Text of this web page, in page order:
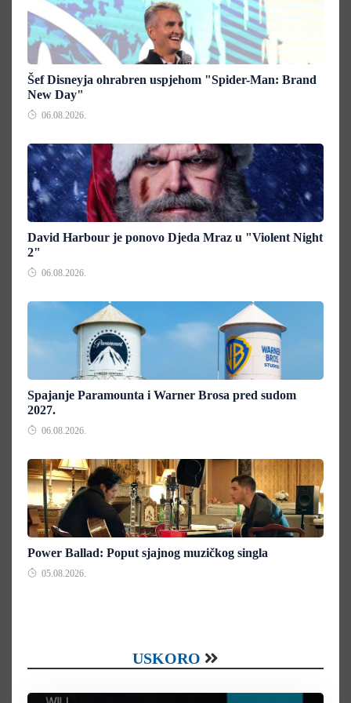
Šef Disneyja ohrabren uspjehom "Spider-Man: Brand
New Day"
06.08.2026.
David Harbour je ponovo Djeda Mraz u "Violent Night
2"
06.08.2026.
Spajanje Paramounta i Warner Brosa pred sudom
2027.
06.08.2026.
Power Ballad: Poput sjajnog muzičkog singla
05.08.2026.
USKORO